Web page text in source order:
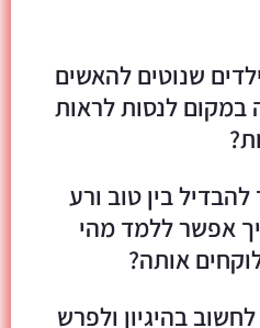
שנוטים להאשים
לנסות לראות
בין טוב ורע
אפשר ללמד מהי
אותה?
בהיגיון ולפרש